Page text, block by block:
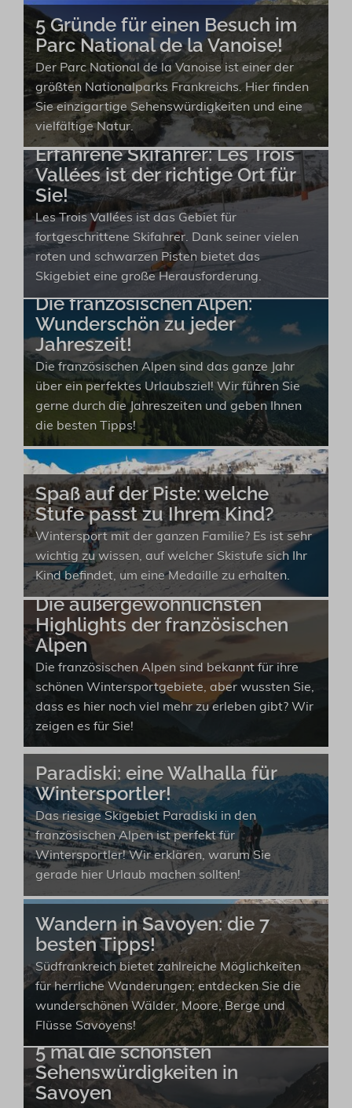
5 Gründe für einen Besuch im
Parc National de la Vanoise!
Der Parc National de la Vanoise ist einer der
größten Nationalparks Frankreichs. Hier finden
Sie einzigartige Sehenswürdigkeiten und eine
vielfältige Natur.
Erfahrene Skifahrer: Les Trois
Vallées ist der richtige Ort für
Sie!
Les Trois Vallées ist das Gebiet für
fortgeschrittene Skifahrer. Dank seiner vielen
roten und schwarzen Pisten bietet das
Skigebiet eine große Herausforderung.
Die französischen Alpen:
Wunderschön zu jeder
Jahreszeit!
Die französischen Alpen sind das ganze Jahr
über ein perfektes Urlaubsziel! Wir führen Sie
gerne durch die Jahreszeiten und geben Ihnen
die besten Tipps!
Spaß auf der Piste: welche
Stufe passt zu Ihrem Kind?
Wintersport mit der ganzen Familie? Es ist sehr
wichtig zu wissen, auf welcher Skistufe sich Ihr
Kind befindet, um eine Medaille zu erhalten.
Die außergewöhnlichsten
Highlights der französischen
Alpen
Die französischen Alpen sind bekannt für ihre
schönen Wintersportgebiete, aber wussten Sie,
dass es hier noch viel mehr zu erleben gibt? Wir
zeigen es für Sie!
Paradiski: eine Walhalla für
Wintersportler!
Das riesige Skigebiet Paradiski in den
französischen Alpen ist perfekt für
Wintersportler! Wir erklären, warum Sie
gerade hier Urlaub machen sollten!
Wandern in Savoyen: die 7
besten Tipps!
Südfrankreich bietet zahlreiche Möglichkeiten
für herrliche Wanderungen; entdecken Sie die
wunderschönen Wälder, Moore, Berge und
Flüsse Savoyens!
5 mal die schönsten
Sehenswürdigkeiten in
Savoyen